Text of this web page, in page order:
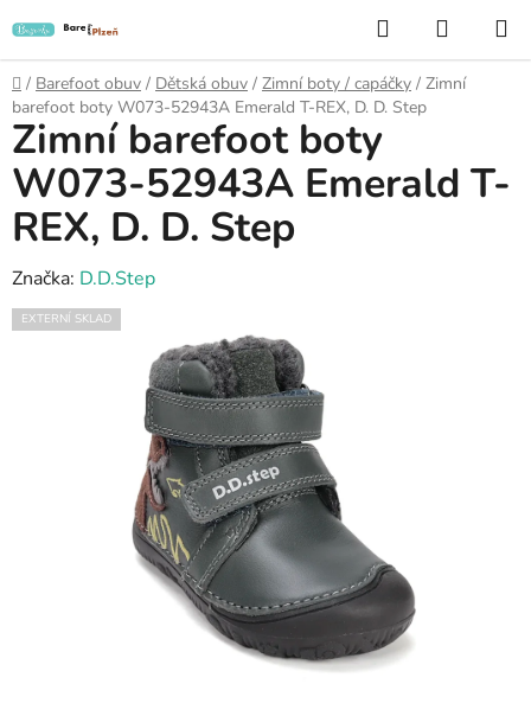
na
obsah
Hledat
KOŠÍK
Domů
/ Barefoot obuv / Dětská obuv / Zimní boty / capáčky / Zimní
barefoot boty W073-52943A Emerald T-REX, D. D. Step
Zimní barefoot boty
W073-52943A Emerald T-
REX, D. D. Step
Značka: D.D.Step
EXTERNÍ SKLAD